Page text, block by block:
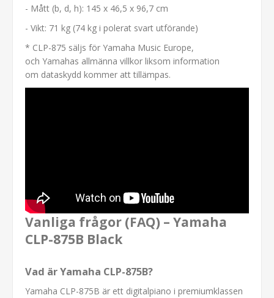
- Mått (b, d, h): 145 x 46,5 x 96,7 cm
- Vikt: 71 kg (74 kg i polerat svart utförande)
* CLP-875 säljs för Yamaha Music Europe,
och Yamahas allmänna villkor liksom information
om dataskydd kommer att tillämpas.
Vanliga frågor (FAQ) – Yamaha
CLP-875B Black
Vad är Yamaha CLP-875B?
Yamaha CLP-875B är ett digitalpiano i premiumklassen